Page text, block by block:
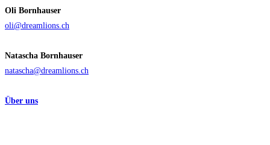
Oli Bornhauser
oli@dreamlions.ch
Natascha Bornhauser
natascha@dreamlions.ch
Über uns